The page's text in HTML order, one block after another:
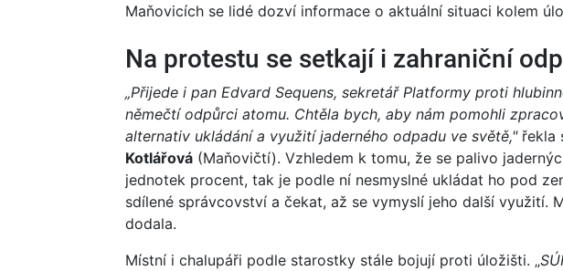
Maňovicích se lidé dozví informace o aktuální situaci kolem
Na protestu se setkají i zahraniční
„Přijede i pan Edvard Sequens, sekretář Platformy proti
němečtí odpůrci atomu. Chtěla bych, aby nám pomohli
alternativ ukládání a využití jaderného odpadu ve světě,"řekla
Kotlářová (Maňovičtí). Vzhledem k tomu, že se palivo
jednotek procent, tak je podle ní nesmyslné ukládat ho pod
sdílené správcovství a čekat, až se vymyslí jeho další využití.
dodala.
Místní i chalupáři podle starostky stále bojují proti úložišti. „